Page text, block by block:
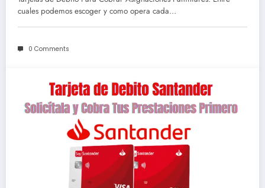
Beneficios
cuales podemos escoger y como opera cada…
0 Comments